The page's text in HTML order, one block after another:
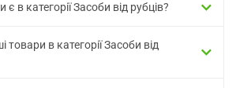
є в категорії Засоби від рубців?
товари в категорії Засоби від